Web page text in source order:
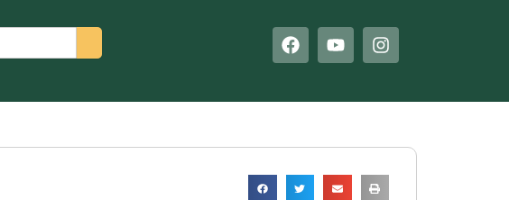
F
a
b
o
Y
o
u
e
I
n
a
r
m